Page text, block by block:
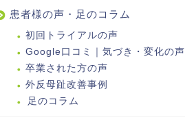
患者様の声・足のコラム
初回トライアルの声
Google口コミ｜気づき・変化の声
卒業された方の声
外反母趾改善事例
足のコラム